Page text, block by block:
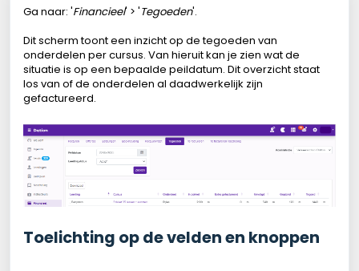
Ga naar: 'Financieel' > 'Tegoeden'.
Dit scherm toont een inzicht op de tegoeden van
onderdelen per cursus. Van hieruit kan je zien wat de
situatie is op een bepaalde peildatum. Dit overzicht staat
los van of de onderdelen al daadwerkelijk zijn
gefactureerd.
Toelichting op de velden en knoppen